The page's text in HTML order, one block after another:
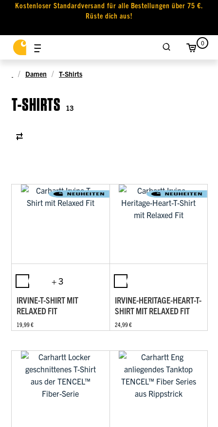
Kostenloser Standardversand für alle Bestellungen über 75 €.
Rüste dich aus!
0
Damen T-Shirts
T-SHIRTS 13
+ 3
IRVINE-T-SHIRT MIT
RELAXED FIT
19,99 €
IRVINE-HERITAGE-HEART-T-
SHIRT MIT RELAXED FIT
24,99 €